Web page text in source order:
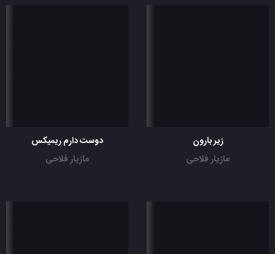
زیر بارون
مازیار فلاحی
دوست دارم ریمیکس
مازیار فلاحی